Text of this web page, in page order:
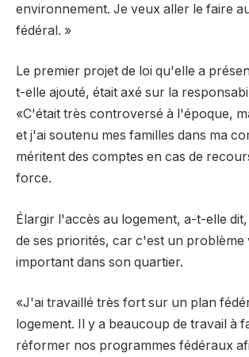
environnement. Je veux aller le faire
fédéral. »
Le premier projet de loi qu'elle a
t-elle ajouté, était axé sur la
«C'était très controversé à l'époque,
et j'ai soutenu mes familles dans ma
méritent des comptes en cas de
force.
Élargir l'accès au logement, a-t-elle
de ses priorités, car c'est un problème
important dans son quartier.
«J'ai travaillé très fort sur un plan
logement. Il y a beaucoup de travail à
réformer nos programmes fédéraux